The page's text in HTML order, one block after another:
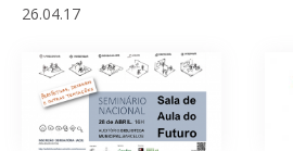
26.04.17